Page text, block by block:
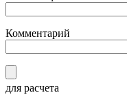
Комментарий
для расчета